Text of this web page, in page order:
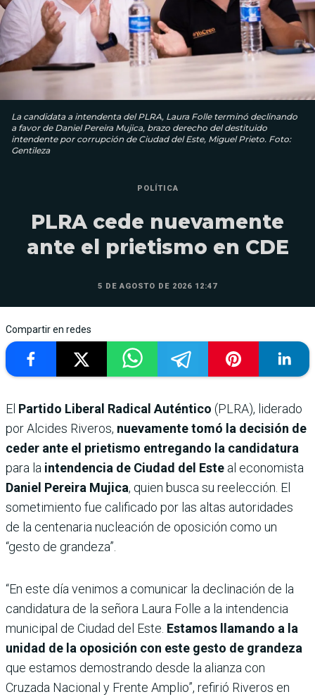
La candidata a intendenta del PLRA, Laura Folle terminó declinando
a favor de Daniel Pereira Mujica, brazo derecho del destituido
intendente por corrupción de Ciudad del Este, Miguel Prieto. Foto:
Gentileza
POLÍTICA
PLRA cede nuevamente
ante el prietismo en CDE
5 DE AGOSTO DE 2026 12:47
Compartir en redes
El Partido Liberal Radical Auténtico (PLRA), liderado
por Alcides Riveros, nuevamente tomó la decisión de
ceder ante el prietismo entregando la candidatura
para la intendencia de Ciudad del Este al economista
Daniel Pereira Mujica, quien busca su reelección. El
sometimiento fue calificado por las altas autoridades
de la centenaria nucleación de oposición como un
“gesto de grandeza”.
“En este día venimos a comunicar la declinación de la
candidatura de la señora Laura Folle a la intendencia
municipal de Ciudad del Este. Estamos llamando a la
unidad de la oposición con este gesto de grandeza
que estamos demostrando desde la alianza con
Cruzada Nacional y Frente Amplio”, refirió Riveros en